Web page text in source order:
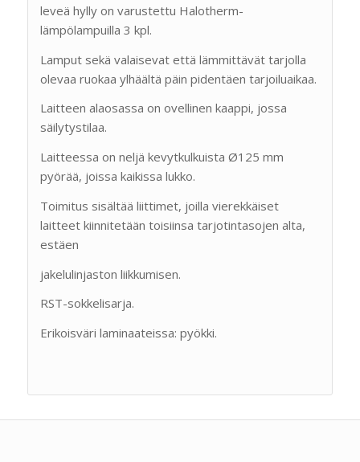
leveä hylly on varustettu Halotherm-
lämpölampuilla 3 kpl.
Lamput sekä valaisevat että lämmittävät tarjolla
olevaa ruokaa ylhäältä päin pidentäen tarjoiluaikaa.
Laitteen alaosassa on ovellinen kaappi, jossa
säilytystilaa.
Laitteessa on neljä kevytkulkuista Ø125 mm
pyörää, joissa kaikissa lukko.
Toimitus sisältää liittimet, joilla vierekkäiset
laitteet kiinnitetään toisiinsa tarjotintasojen alta,
estäen
jakelulinjaston liikkumisen.
RST-sokkelisarja.
Erikoisväri laminaateissa: pyökki.